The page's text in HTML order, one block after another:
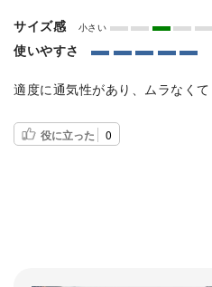
サイズ感 小さい
使いやすさ
適度に通気性があり、ムラなくて
役に立った 0